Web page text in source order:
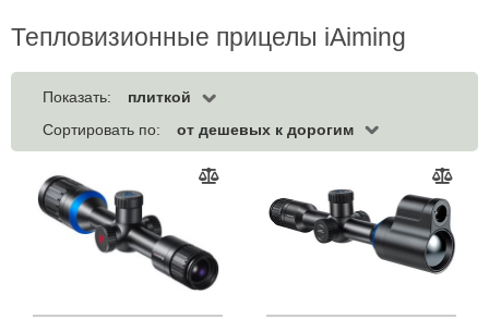
Тепловизионные прицелы iAiming
Показать:
плиткой
Сортировать по:
от дешевых к дорогим